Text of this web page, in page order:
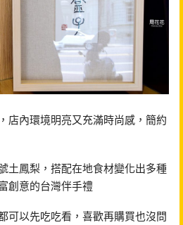
店內環境明亮又充滿時尚感，簡約
土鳳梨，搭配在地食材變化出多種
創意的台灣伴手禮
可以先吃吃看，喜歡再購買也沒問